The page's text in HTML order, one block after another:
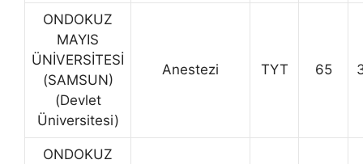
ONDOKUZ
MAYIS
ÜNİVERSİTESİ
(SAMSUN)
(Devlet
Üniversitesi)
Anestezi TYT 65
ONDOKUZ